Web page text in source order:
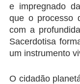
e impregnado
que o processo
com a
Sacerdotisa
um instrumento
O cidadão